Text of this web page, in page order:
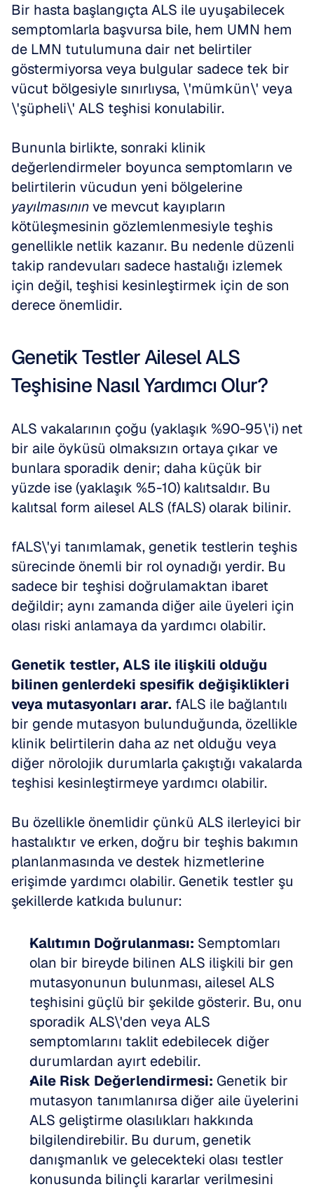
Bir hasta başlangıçta ALS ile uyuşabilecek
semptomlarla başvursa bile, hem UMN hem
de LMN tutulumuna dair net belirtiler
göstermiyorsa veya bulgular sadece tek bir
vücut bölgesiyle sınırlıysa, \'mümkün\' veya
\'şüpheli\' ALS teşhisi konulabilir.
Bununla birlikte, sonraki klinik
değerlendirmeler boyunca semptomların ve
yayılmasının ve mevcut kayıpların
kötüleşmesinin gözlemlenmesiyle teşhis
genellikle netlik kazanır. Bu nedenle düzenli
takip randevuları sadece hastalığı izlemek
için değil, teşhisi kesinleştirmek için de son
derece önemlidir.
Genetik Testler Ailesel ALS
Teşhisine Nasıl Yardımcı Olur?
ALS vakalarının çoğu (yaklaşık %90-95\'i) net
bir aile öyküsü olmaksızın ortaya çıkar ve
bunlara sporadik denir; daha küçük bir
yüzde ise (yaklaşık %5-10) kalıtsaldır. Bu
kalıtsal form ailesel ALS (fALS) olarak bilinir.
fALS\'yi tanımlamak, genetik testlerin teşhis
sürecinde önemli bir rol oynadığı yerdir. Bu
sadece bir teşhisi doğrulamaktan ibaret
değildir; aynı zamanda diğer aile üyeleri için
olası riski anlamaya da yardımcı olabilir.
Genetik testler, ALS ile ilişkili olduğu
bilinen genlerdeki spesifik değişiklikleri
veya mutasyonları arar. fALS ile bağlantılı
bir gende mutasyon bulunduğunda, özellikle
klinik belirtilerin daha az net olduğu veya
diğer nörolojik durumlarla çakıştığı vakalarda
teşhisi kesinleştirmeye yardımcı olabilir.
Bu özellikle önemlidir çünkü ALS ilerleyici bir
hastalıktır ve erken, doğru bir teşhis bakımın
planlanmasında ve destek hizmetlerine
erişimde yardımcı olabilir. Genetik testler şu
şekillerde katkıda bulunur:
Kalıtımın Doğrulanması: Semptomları
olan bir bireyde bilinen ALS ilişkili bir gen
mutasyonunun bulunması, ailesel ALS
teşhisini güçlü bir şekilde gösterir. Bu, onu
sporadik ALS\'den veya ALS
semptomlarını taklit edebilecek diğer
durumlardan ayırt edebilir.
Aile Risk Değerlendirmesi: Genetik bir
mutasyon tanımlanırsa diğer aile üyelerini
ALS geliştirme olasılıkları hakkında
bilgilendirebilir. Bu durum, genetik
danışmanlık ve gelecekteki olası testler
konusunda bilinçli kararlar verilmesini